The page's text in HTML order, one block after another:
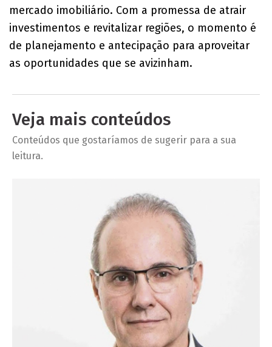
mercado imobiliário. Com a promessa de atrair
investimentos e revitalizar regiões, o momento é
de planejamento e antecipação para aproveitar
as oportunidades que se avizinham.
Veja mais conteúdos
Conteúdos que gostaríamos de sugerir para a sua
leitura.